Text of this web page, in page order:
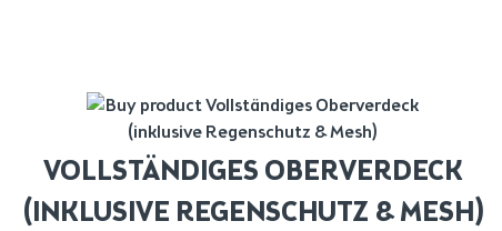
VOLLSTÄNDIGES OBERVERDECK
(INKLUSIVE REGENSCHUTZ & MESH)